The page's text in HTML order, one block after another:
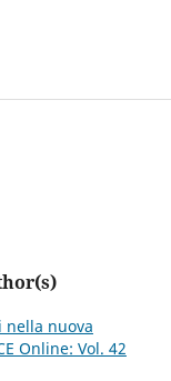
nuova
Online: Vol. 42